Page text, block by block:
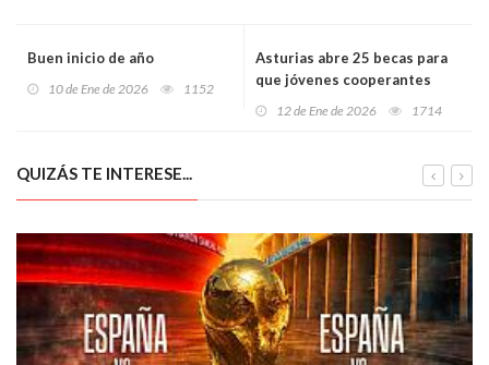
Buen inicio de año
10 de Ene de 2026 1152
Asturias abre 25 becas para
que jóvenes cooperantes
12 de Ene de 2026 1714
QUIZÁS TE INTERESE...